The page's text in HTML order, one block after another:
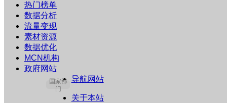
热门榜单
数据分析
流量变现
素材资源
数据优化
MCN机构
政府网站
国家部
门
导航网站
关于本站